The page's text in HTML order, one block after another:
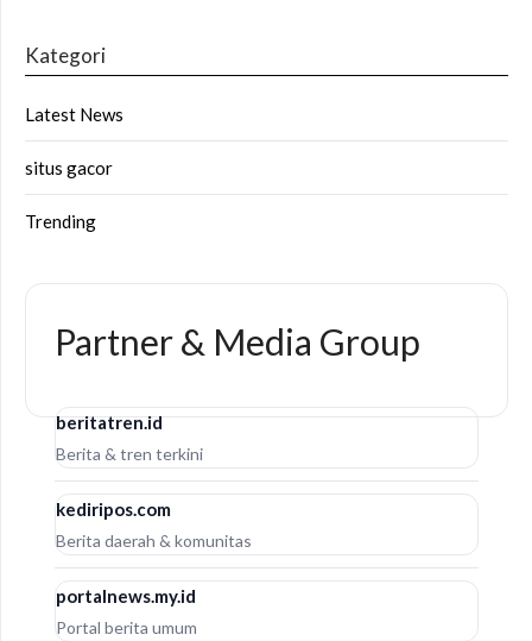
Kategori
Latest News
situs gacor
Trending
Partner & Media Group
beritatren.id
Berita & tren terkini
kediripos.com
Berita daerah & komunitas
portalnews.my.id
Portal berita umum